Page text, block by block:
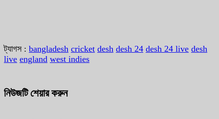
ট্যাগস : bangladesh cricket desh desh 24 desh 24 live desh
live england west indies
নিউজটি শেয়ার করুন